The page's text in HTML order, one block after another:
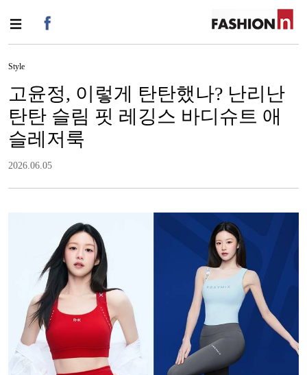
Style
고윤정, 이렇게 탄탄했나? 난리난
탄탄 슬림 핏 레깅스 바디슈트 애
슬레저룩
2026.06.05